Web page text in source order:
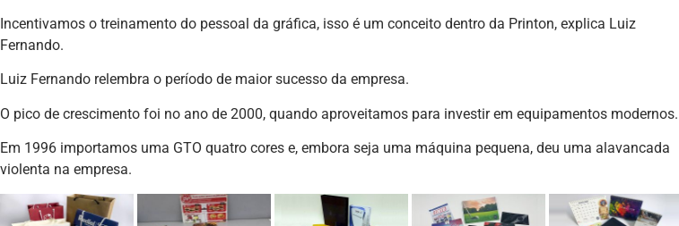
Incentivamos o treinamento do pessoal da gráfica, isso é um conceito dentro da Printon, explica Luiz
Fernando.
Luiz Fernando relembra o período de maior sucesso da empresa.
O pico de crescimento foi no ano de 2000, quando aproveitamos para investir em equipamentos modernos.
Em 1996 importamos uma GTO quatro cores e, embora seja uma máquina pequena, deu uma alavancada
violenta na empresa.